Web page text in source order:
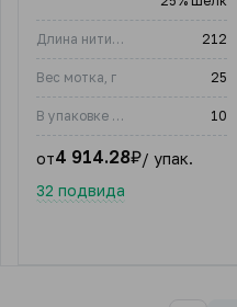
Длина нити, м 212
Вес мотка, г 25
В упаковке (шт) 10
от4 914.28₽/ упак.
32 подвида